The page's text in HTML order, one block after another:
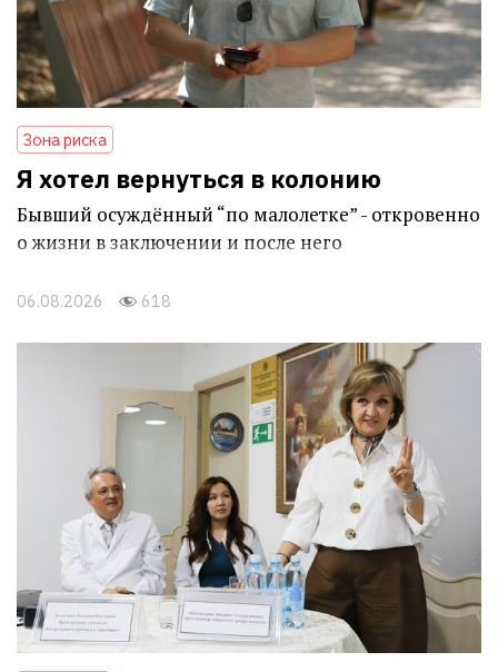
Зона риска
Я хотел вернуться в колонию
Бывший осуждённый “по малолетке” - откровенно
о жизни в заключении и после него
06.08.2026 618